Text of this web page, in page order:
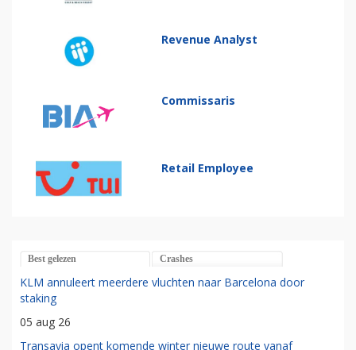
Revenue Analyst
Commissaris
Retail Employee
Best gelezen Crashes
KLM annuleert meerdere vluchten naar Barcelona door
staking
05 aug 26
Transavia opent komende winter nieuwe route vanaf